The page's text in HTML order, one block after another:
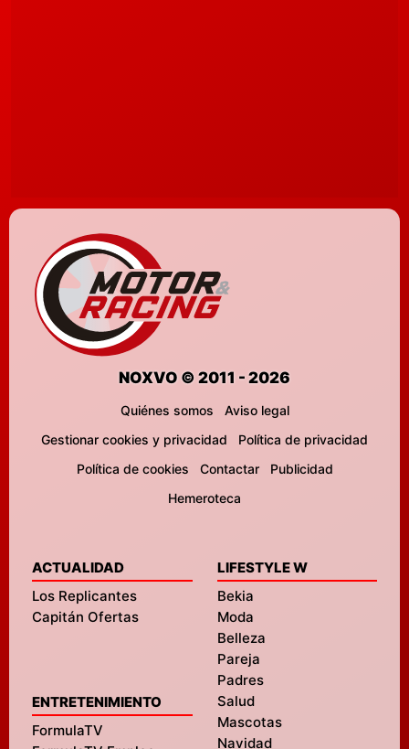
NOXVO © 2011 - 2026
Quiénes somos
Aviso legal
Gestionar cookies y privacidad
Política de privacidad
Política de cookies
Contactar
Publicidad
Hemeroteca
ACTUALIDAD
Los Replicantes
Capitán Ofertas
ENTRETENIMIENTO
FormulaTV
LIFESTYLE W
Bekia
Moda
Belleza
Pareja
Padres
Salud
Mascotas
Navidad